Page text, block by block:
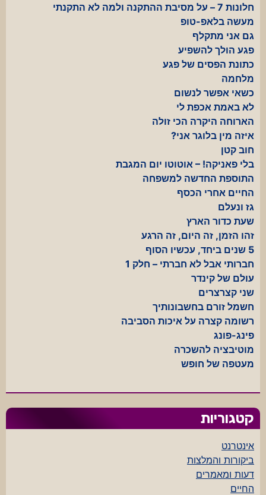
חלונות 7 – על מסיבת ההתקנה ולמה לא התקנתי
מעשה בלאפ-טופ
גם אני מתקלף
פגע הולך להשפיע
כתונת הפסים של פגע
מלחמה
כשאי אפשר לנשום
לא באמת אכפת לי
הארוחה היקרה הכי זולה
איזה מין בלוגר אני?
חוב קטן
בלי פאניקה! – אוטוטו יום המגבת
התוספת החדשה למשפחה
החיים אחרי הכסף
גז ונעלם
שעת כדור הארץ
זהו הזמן, זה היום, זה הרגע
5 שנים ביחד, עכשיו הסוף
חברותי אבל לא חברתי – חלק 1
עולם של קינדר
שני קצרצרים
חשמל זורם בחשבונותיך
רשומה קצרה על איכות הסביבה
פינג-פונג
מוטיבציה להשכרה
מעטפה של חופש
קטגוריות
אינטרנט
ביקורות והמלצות
דעות ומאמרים
החיים